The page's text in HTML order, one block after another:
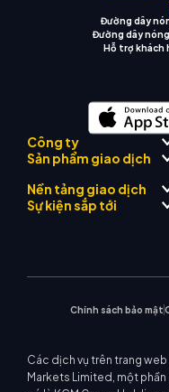
Đường dây
Đường dây
Hỗ trợ khách
Công ty
Giới thiệu về
Đội
Drift
Triết lý công ty
Sản phẩm giao dịch
Forex
Kim loại quý
Năng lượng
Nền tảng giao dịch
Sự kiện sắp tới
Chính sách bảo mật
Các dịch vụ trên trang
Markets Limited, một phần